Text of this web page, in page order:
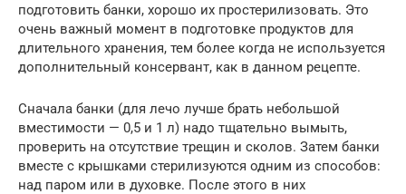
подготовить банки, хорошо их простерилизовать. Это
очень важный момент в подготовке продуктов для
длительного хранения, тем более когда не используется
дополнительный консервант, как в данном рецепте.
Сначала банки (для лечо лучше брать небольшой
вместимости — 0,5 и 1 л) надо тщательно вымыть,
проверить на отсутствие трещин и сколов. Затем банки
вместе с крышками стерилизуются одним из способов:
над паром или в духовке. После этого в них